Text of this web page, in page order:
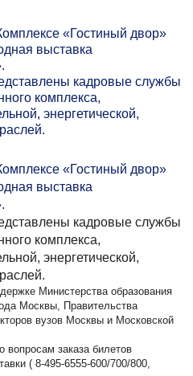
«Гостиный двор»
выставка
кадровые службы
комплекса,
энергетической,
«Гостиный двор»
выставка
кадровые службы
комплекса,
энергетической,
Министерства образования
Москвы, Правительства
вузов Москвы и Московской
заказа билетов
( 8-495-6555-600/700/800,